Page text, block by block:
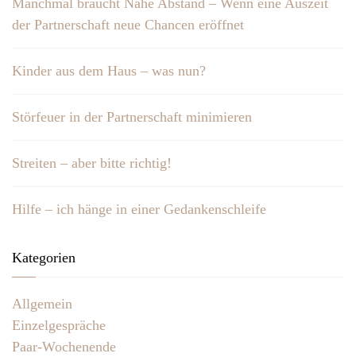
der Partnerschaft neue Chancen eröffnet
Kinder aus dem Haus – was nun?
Störfeuer in der Partnerschaft minimieren
Streiten – aber bitte richtig!
Hilfe – ich hänge in einer Gedankenschleife
Kategorien
Allgemein
Einzelgespräche
Paar-Wochenende